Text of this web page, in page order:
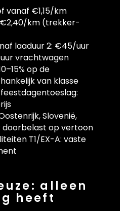
vanaf €1,15/km
km (trekker-
laaduur 2: €45/uur
vrachtwagen
op de
van klasse
Slovenië,
doorbelast op vertoon
T1/EX-A: vaste
alleen
heeft